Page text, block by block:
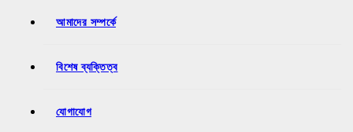
আমাদের সম্পর্কে
বিশেষ ব্যক্তিত্ব
যোগাযোগ